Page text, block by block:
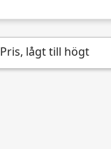
Pris, lågt till högt